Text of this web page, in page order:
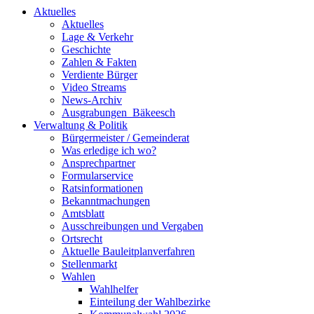
Aktuelles
Aktuelles
Lage & Verkehr
Geschichte
Zahlen & Fakten
Verdiente Bürger
Video Streams
News-Archiv
Ausgrabungen_Bäkeesch
Verwaltung & Politik
Bürgermeister / Gemeinderat
Was erledige ich wo?
Ansprechpartner
Formularservice
Ratsinformationen
Bekanntmachungen
Amtsblatt
Ausschreibungen und Vergaben
Ortsrecht
Aktuelle Bauleitplanverfahren
Stellenmarkt
Wahlen
Wahlhelfer
Einteilung der Wahlbezirke